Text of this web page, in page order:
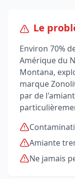
Le
Environ 70%
Amérique du
Montana,
marque
par de
Amiante
Ne jamais